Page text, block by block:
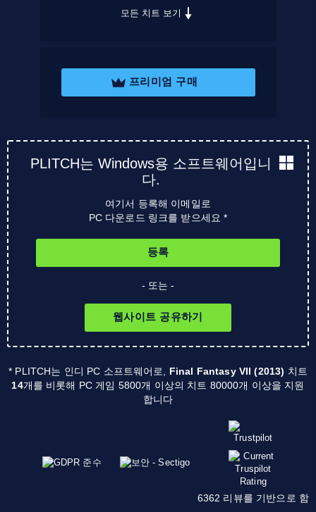
모든 치트 보기
프리미엄 구매
PLITCH는 Windows용 소프트웨어입니
다.
여기서 등록해 이메일로
PC 다운로드 링크를 받으세요 *
등록
- 또는 -
웹사이트 공유하기
* PLITCH는 인디 PC 소프트웨어로, Final Fantasy VII (2013) 치트
14개를 비롯해 PC 게임 5800개 이상의 치트 80000개 이상을 지원
합니다
6362 리뷰를 기반으로 함